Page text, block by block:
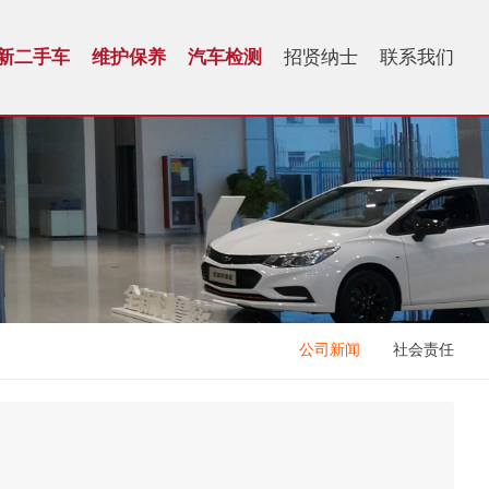
二手车 维护保养 汽车检测 招贤纳士 联系我们
公司新闻 社会责任